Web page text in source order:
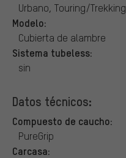
Urbano, Touring/Trekking
Modelo:
Cubierta de alambre
Sistema tubeless:
sin
Datos técnicos:
Compuesto de caucho:
PureGrip
Carcasa: